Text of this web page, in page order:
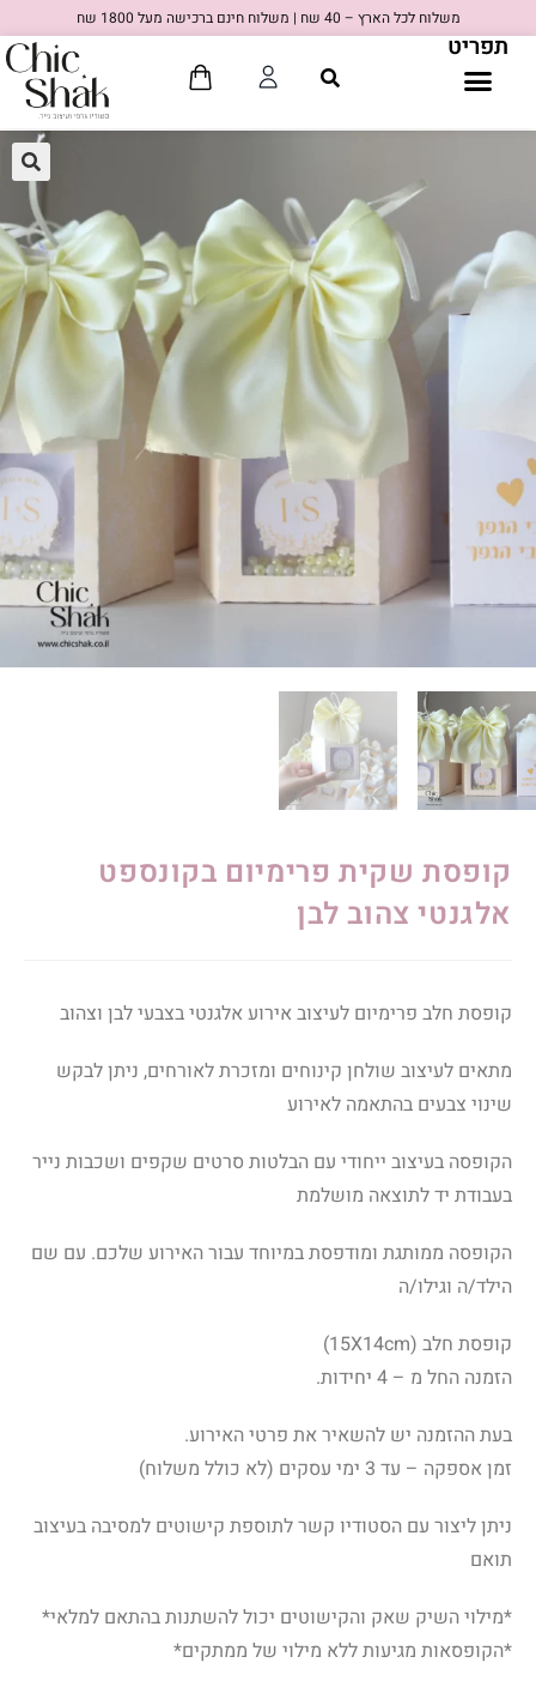
משלוח לכל הארץ – 40 שח | משלוח חינם ברכישה מעל 1800 שח
תפריט
🔍
קופסת שקית פרימיום בקונספט
אלגנטי צהוב לבן
קופסת חלב פרימיום לעיצוב אירוע אלגנטי בצבעי לבן וצהוב
מתאים לעיצוב שולחן קינוחים ומזכרת לאורחים, ניתן לבקש
שינוי צבעים בהתאמה לאירוע
הקופסה בעיצוב ייחודי עם הבלטות סרטים שקפים ושכבות נייר
בעבודת יד לתוצאה מושלמת
הקופסה ממותגת ומודפסת במיוחד עבור האירוע שלכם. עם שם
הילד/ה וגילו/ה
קופסת חלב (15X14cm)
הזמנה החל מ – 4 יחידות.
בעת ההזמנה יש להשאיר את פרטי האירוע.
זמן אספקה – עד 3 ימי עסקים (לא כולל משלוח)
ניתן ליצור עם הסטודיו קשר לתוספת קישוטים למסיבה בעיצוב
תואם
*מילוי השיק שאק והקישוטים יכול להשתנות בהתאם למלאי*
*הקופסאות מגיעות ללא מילוי של ממתקים*